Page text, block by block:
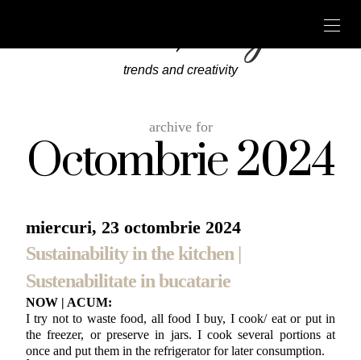
trends and creativity
archive for
Octombrie 2024
miercuri, 23 octombrie 2024
Sustainability in the kitchen |
Sustenabilitate in bucatarie
NOW | ACUM:
I try not to waste food, all food I buy, I cook/ eat or put in
the freezer, or preserve in jars. I cook several portions at
once and put them in the refrigerator for later consumption.